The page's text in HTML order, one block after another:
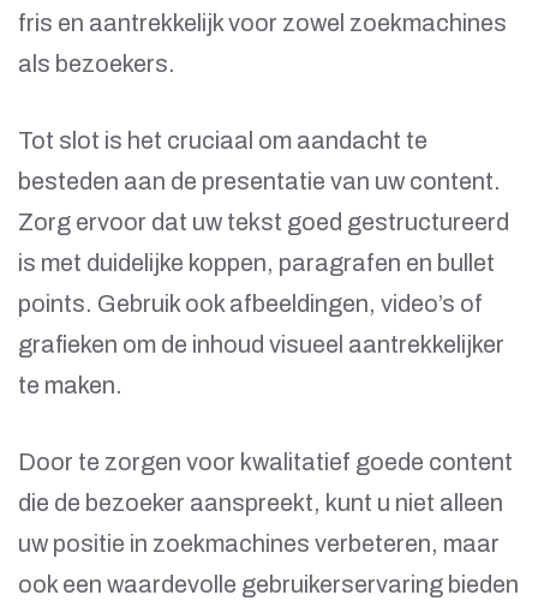
fris en aantrekkelijk voor zowel zoekmachines
als bezoekers.
Tot slot is het cruciaal om aandacht te
besteden aan de presentatie van uw content.
Zorg ervoor dat uw tekst goed gestructureerd
is met duidelijke koppen, paragrafen en bullet
points. Gebruik ook afbeeldingen, video’s of
grafieken om de inhoud visueel aantrekkelijker
te maken.
Door te zorgen voor kwalitatief goede content
die de bezoeker aanspreekt, kunt u niet alleen
uw positie in zoekmachines verbeteren, maar
ook een waardevolle gebruikerservaring bieden